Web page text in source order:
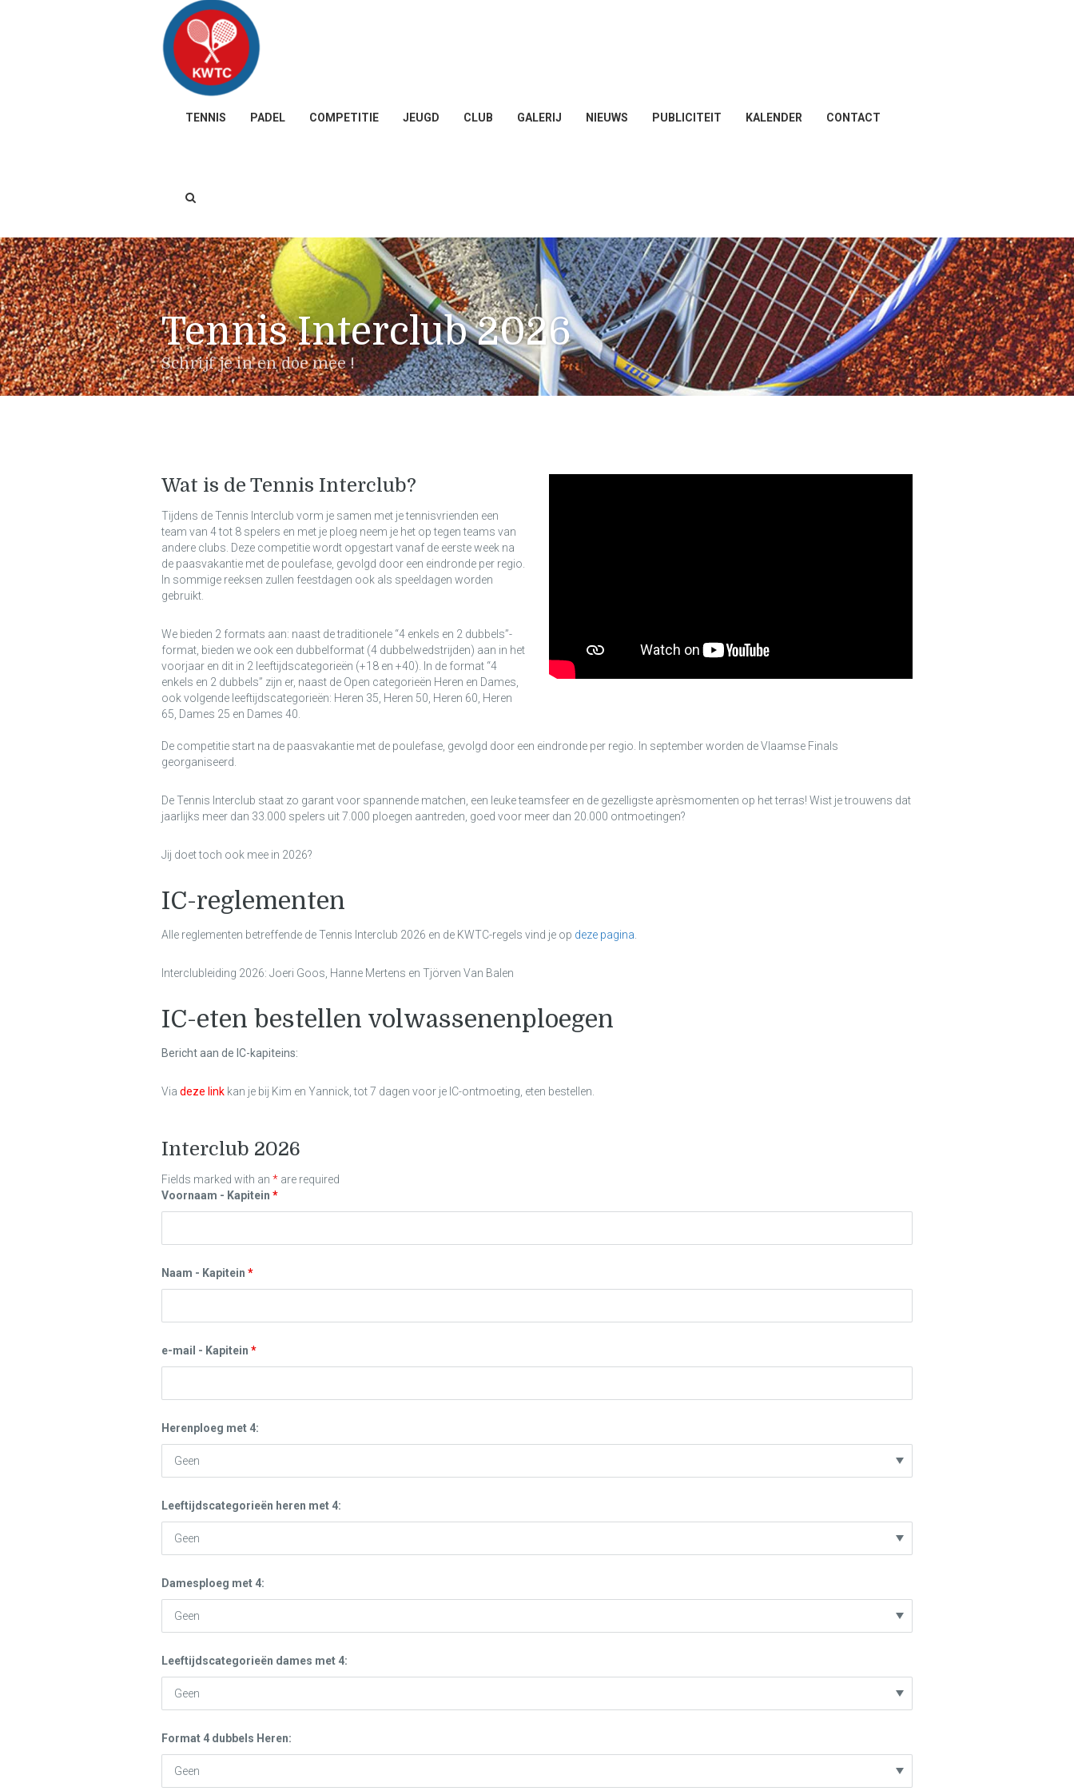
TENNIS PADEL COMPETITIE JEUGD CLUB GALERIJ NIEUWS PUBLICITEIT KALENDER CONTACT
Tennis Interclub 2026
Schrijf je in en doe mee !
Wat is de Tennis Interclub?
Tijdens de Tennis Interclub vorm je samen met je tennisvrienden een
team van 4 tot 8 spelers en met je ploeg neem je het op tegen teams van
andere clubs. Deze competitie wordt opgestart vanaf de eerste week na
de paasvakantie met de poulefase, gevolgd door een eindronde per regio.
In sommige reeksen zullen feestdagen ook als speeldagen worden
gebruikt.
We bieden 2 formats aan: naast de traditionele “4 enkels en 2 dubbels”-
format, bieden we ook een dubbelformat (4 dubbelwedstrijden) aan in het
voorjaar en dit in 2 leeftijdscategorieën (+18 en +40). In de format “4
enkels en 2 dubbels” zijn er, naast de Open categorieën Heren en Dames,
ook volgende leeftijdscategorieën: Heren 35, Heren 50, Heren 60, Heren
65, Dames 25 en Dames 40.
De competitie start na de paasvakantie met de poulefase, gevolgd door een eindronde per regio. In september worden de Vlaamse Finals
georganiseerd.
De Tennis Interclub staat zo garant voor spannende matchen, een leuke teamsfeer en de gezelligste aprèsmomenten op het terras! Wist je trouwens dat
jaarlijks meer dan 33.000 spelers uit 7.000 ploegen aantreden, goed voor meer dan 20.000 ontmoetingen?
Jij doet toch ook mee in 2026?
IC-reglementen
Alle reglementen betreffende de Tennis Interclub 2026 en de KWTC-regels vind je op deze pagina
Interclubleiding 2026: Joeri Goos, Hanne Mertens en Tjörven Van Balen
IC-eten bestellen volwassenenploegen
Bericht aan de IC-kapiteins:
Via deze link kan je bij Kim en Yannick, tot 7 dagen voor je IC-ontmoeting, eten bestellen.
Interclub 2026
Fields marked with an * are required
Voornaam - Kapitein *
Naam - Kapitein *
e-mail - Kapitein *
Herenploeg met 4:
Leeftijdscategorieën heren met 4:
Damesploeg met 4:
Leeftijdscategorieën dames met 4:
Format 4 dubbels Heren: